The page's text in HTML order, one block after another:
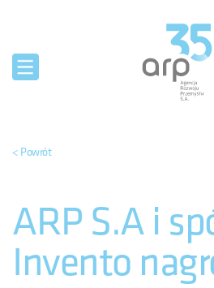
< Powrót
ARP S.A i
Invento